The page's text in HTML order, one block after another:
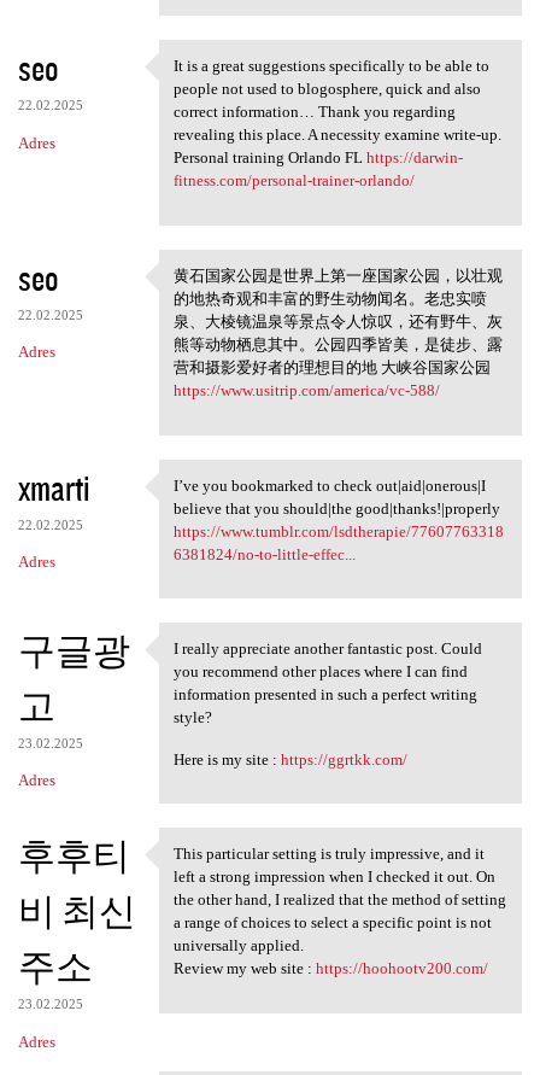
seo
22.02.2025
Adres
It is a great suggestions
It is a great suggestions specifically to be able to
people not used to blogosphere, quick and also
correct information… Thank you regarding
revealing this place. A necessity examine write-up.
Personal training Orlando FL https://darwin-
fitness.com/personal-trainer-orlando/
seo
22.02.2025
Adres
黄石国家公园是世界上第一座国
家公园
黄石国家公园是世界上第一座国家公园，以壮观
的地热奇观和丰富的野生动物闻名。老忠实喷
泉、大棱镜温泉等景点令人惊叹，还有野牛、灰
熊等动物栖息其中。公园四季皆美，是徒步、露
营和摄影爱好者的理想目的地 大峡谷国家公园
https://www.usitrip.com/america/vc-588/
xmarti
22.02.2025
Adres
I’ve you bookmarked to check
I’ve you bookmarked to check out|aid|onerous|I
believe that you should|the good|thanks!|properly
https://www.tumblr.com/lsdtherapie/77607763318
6381824/no-to-little-effec...
구글광
고
23.02.2025
Adres
I really appreciate another
I really appreciate another fantastic post. Could
you recommend other places where I can find
information presented in such a perfect writing
style?
Here is my site : https://ggrtkk.com/
후후티
비 최신
주소
23.02.2025
Adres
This particular setting is
This particular setting is truly impressive, and it
left a strong impression when I checked it out. On
the other hand, I realized that the method of setting
a range of choices to select a specific point is not
universally applied.
Review my web site : https://hoohootv200.com/